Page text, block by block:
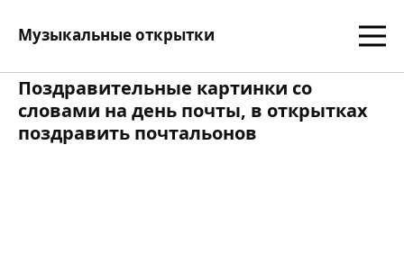
Музыкальные открытки
Поздравительные картинки со
словами на день почты, в открытках
поздравить почтальонов